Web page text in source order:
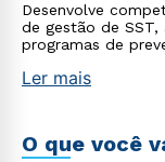
Desenvolve
de gestão de SST,
programas de
Ler mais
O que você